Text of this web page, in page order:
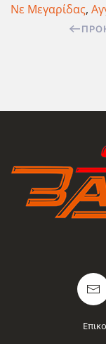
Νε Μεγαρίδας,